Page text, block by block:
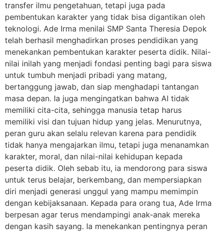
transfer ilmu pengetahuan, tetapi juga pada
pembentukan karakter yang tidak bisa digantikan oleh
teknologi. Ade Irma menilai SMP Santa Theresia Depok
telah berhasil menghadirkan proses pendidikan yang
menekankan pembentukan karakter peserta didik. Nilai-
nilai inilah yang menjadi fondasi penting bagi para siswa
untuk tumbuh menjadi pribadi yang matang,
bertanggung jawab, dan siap menghadapi tantangan
masa depan. Ia juga mengingatkan bahwa AI tidak
memiliki cita-cita, sehingga manusia tetap harus
memiliki visi dan tujuan hidup yang jelas. Menurutnya,
peran guru akan selalu relevan karena para pendidik
tidak hanya mengajarkan ilmu, tetapi juga menanamkan
karakter, moral, dan nilai-nilai kehidupan kepada
peserta didik. Oleh sebab itu, ia mendorong para siswa
untuk terus belajar, berkembang, dan mempersiapkan
diri menjadi generasi unggul yang mampu memimpin
dengan kebijaksanaan. Kepada para orang tua, Ade Irma
berpesan agar terus mendampingi anak-anak mereka
dengan kasih sayang. Ia menekankan pentingnya peran